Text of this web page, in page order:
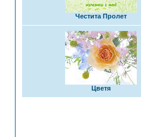
Честита Пролет
Цветя